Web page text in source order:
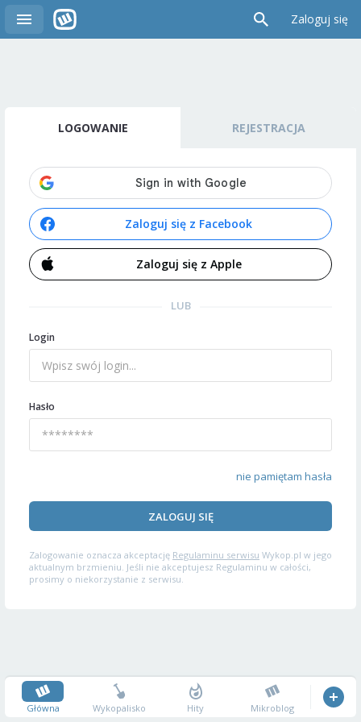
Zaloguj się
LOGOWANIE REJESTRACJA
Zaloguj się z Facebook
Zaloguj się z Apple
LUB
Login
Hasło
nie pamiętam hasła
ZALOGUJ SIĘ
Zalogowanie oznacza akceptację Regulaminu serwisu Wykop.pl w jego
aktualnym brzmieniu. Jeśli nie akceptujesz Regulaminu w całości,
prosimy o niekorzystanie z serwisu.
Główna Wykopalisko Hity Mikroblog